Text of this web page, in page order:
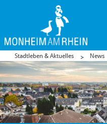
Stadtleben & Aktuelles News